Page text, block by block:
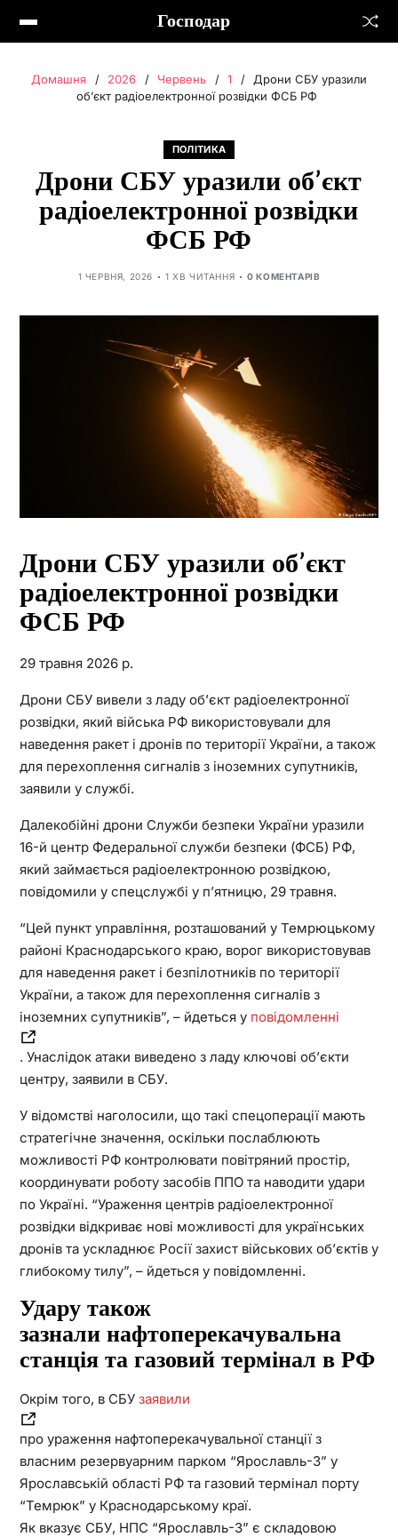
Господар
Домашня 2026 Червень 1
Дрони СБУ уразили
об’єкт радіоелектронної розвідки ФСБ РФ
ПОЛІТИКА
Дрони СБУ уразили об’єкт
радіоелектронної розвідки
ФСБ РФ
1 ЧЕРВНЯ, 2026 1 ХВ ЧИТАННЯ 0 КОМЕНТАРІВ
Дрони СБУ уразили об’єкт
радіоелектронної розвідки
ФСБ РФ
29 травня 2026 р.
Дрони СБУ вивели з ладу об’єкт радіоелектронної
розвідки, який війська РФ використовували для
наведення ракет і дронів по території України, а також
для перехоплення сигналів з іноземних супутників,
заявили у службі.
Далекобійні дрони Служби безпеки України уразили
16-й центр Федеральної служби безпеки (ФСБ) РФ,
який займається радіоелектронною розвідкою,
повідомили у спецслужбі у п’ятницю, 29 травня.
“Цей пункт управління, розташований у Темрюцькому
районі Краснодарського краю, ворог використовував
для наведення ракет і безпілотників по території
України, а також для перехоплення сигналів з
іноземних супутників”, – йдеться у повідомленні
. Унаслідок атаки виведено з ладу ключові об’єкти
центру, заявили в СБУ.
У відомстві наголосили, що такі спецоперації мають
стратегічне значення, оскільки послаблюють
можливості РФ контролювати повітряний простір,
координувати роботу засобів ППО та наводити удари
по Україні. “Ураження центрів радіоелектронної
розвідки відкриває нові можливості для українських
дронів та ускладнює Росії захист військових об’єктів у
глибокому тилу”, – йдеться у повідомленні.
Удару також
зазнали нафтоперекачувальна
станція та газовий термінал в РФ
Окрім того, в СБУ заявили
про ураження нафтоперекачувальної станції з
власним резервуарним парком “Ярославль-3” у
Ярославській області РФ та газовий термінал порту
“Темрюк” у Краснодарському краї.
Як вказує СБУ, НПС “Ярославль-3” є складовою